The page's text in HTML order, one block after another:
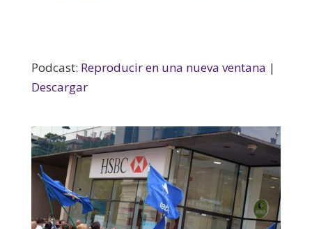
Podcast: Reproducir en una nueva ventana |
Descargar